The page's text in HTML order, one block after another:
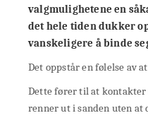
valgmulighetene en
det hele tiden dukker
vanskeligere å binde
Det oppstår en følelse av
Dette fører til at kontakter
renner ut i sanden uten